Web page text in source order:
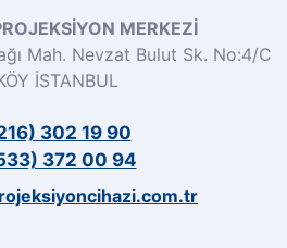
MERKEZİ
Mah. Nevzat Bulut Sk. No:4/C
İSTANBUL
302 19 90
372 00 94